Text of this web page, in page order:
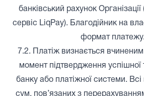
банківський рахунок
сервіс LiqPay). Благодійник на
формат платежу.
7.2. Платіж визнається
момент підтвердження успішної
банку або платіжної системи. Всі
сум, пов’язаних з